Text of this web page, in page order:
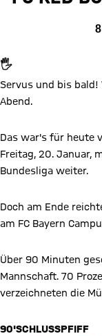
8
🖐
Servus und bis bald!
Abend.
Das war's für heute
Freitag, 20. Januar,
Bundesliga weiter.
Doch am Ende
am FC Bayern
Über 90 Minuten
Mannschaft. 70
verzeichneten die
90'SCHLUSSPFIFF